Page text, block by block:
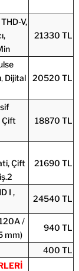
V,
21330 TL
, Dijital
20520 TL
Çift
18870 TL
Çift
21690 TL
I ,
24540 TL
/
mm)
940 TL
400 TL